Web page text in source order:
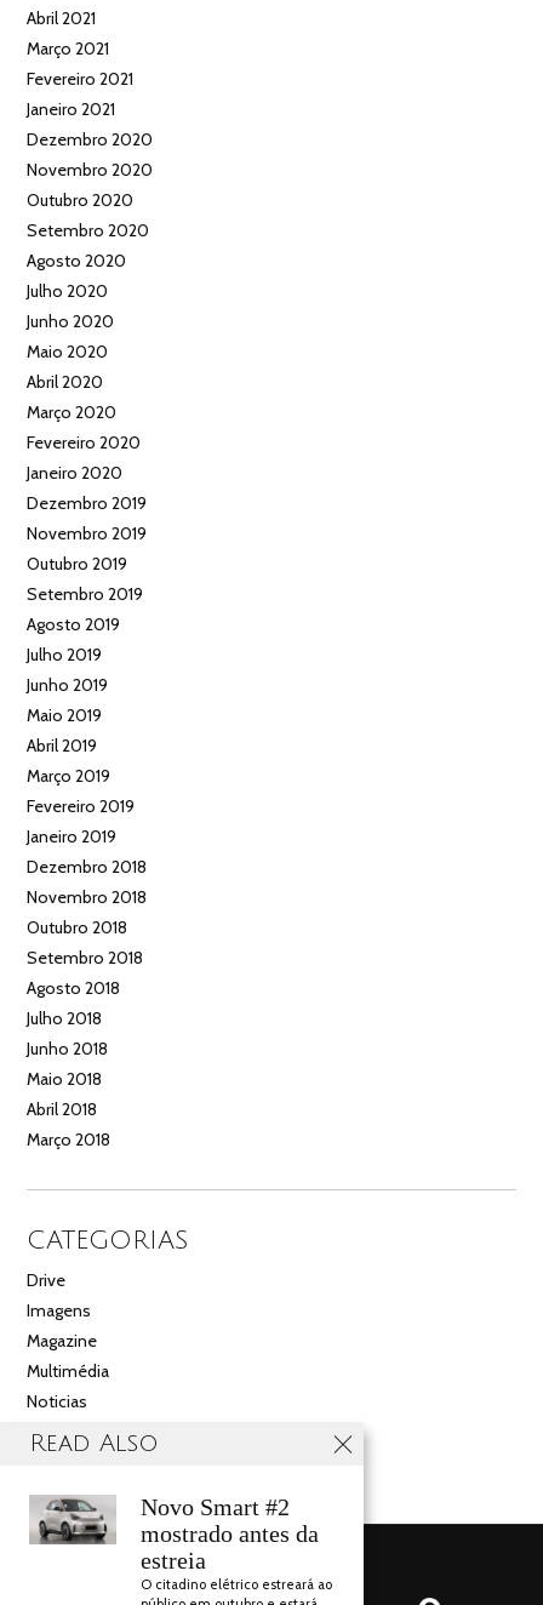
Abril 2021
Março 2021
Fevereiro 2021
Janeiro 2021
Dezembro 2020
Novembro 2020
Outubro 2020
Setembro 2020
Agosto 2020
Julho 2020
Junho 2020
Maio 2020
Abril 2020
Março 2020
Fevereiro 2020
Janeiro 2020
Dezembro 2019
Novembro 2019
Outubro 2019
Setembro 2019
Agosto 2019
Julho 2019
Junho 2019
Maio 2019
Abril 2019
Março 2019
Fevereiro 2019
Janeiro 2019
Dezembro 2018
Novembro 2018
Outubro 2018
Setembro 2018
Agosto 2018
Julho 2018
Junho 2018
Maio 2018
Abril 2018
Março 2018
CATEGORIAS
Drive
Imagens
Magazine
Multimédia
Noticias
Salão
Read Also
Novo Smart #2
mostrado antes da
estreia
O citadino elétrico estreará ao